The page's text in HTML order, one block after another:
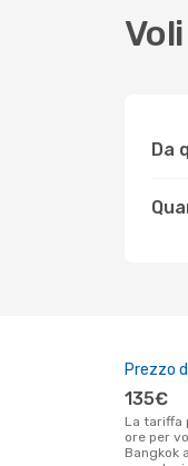
Da
Prezzo
135€
La tariffa più economica delle ultime 72
ore per
Bangkok